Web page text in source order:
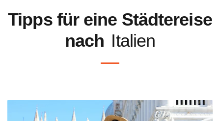
Tipps für eine Städtereise
nach Italien